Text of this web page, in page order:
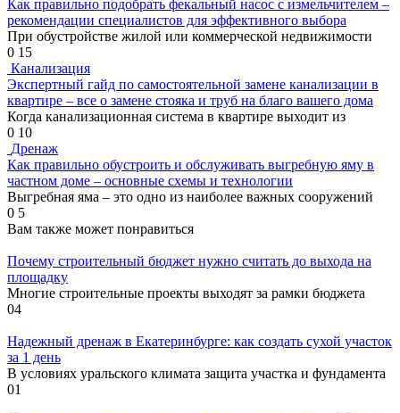
Как правильно подобрать фекальный насос с измельчителем –
рекомендации специалистов для эффективного выбора
При обустройстве жилой или коммерческой недвижимости
0 15
Канализация
Экспертный гайд по самостоятельной замене канализации в
квартире – все о замене стояка и труб на благо вашего дома
Когда канализационная система в квартире выходит из
0 10
Дренаж
Как правильно обустроить и обслуживать выгребную яму в
частном доме – основные схемы и технологии
Выгребная яма – это одно из наиболее важных сооружений
0 5
Вам также может понравиться
Почему строительный бюджет нужно считать до выхода на
площадку
Многие строительные проекты выходят за рамки бюджета
04
Надежный дренаж в Екатеринбурге: как создать сухой участок
за 1 день
В условиях уральского климата защита участка и фундамента
01